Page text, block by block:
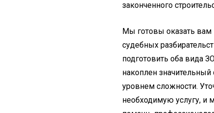
законченного
Мы готовы оказать вам
судебных
подготовить оба вида
накоплен
уровнем сложности.
необходимую услугу, и